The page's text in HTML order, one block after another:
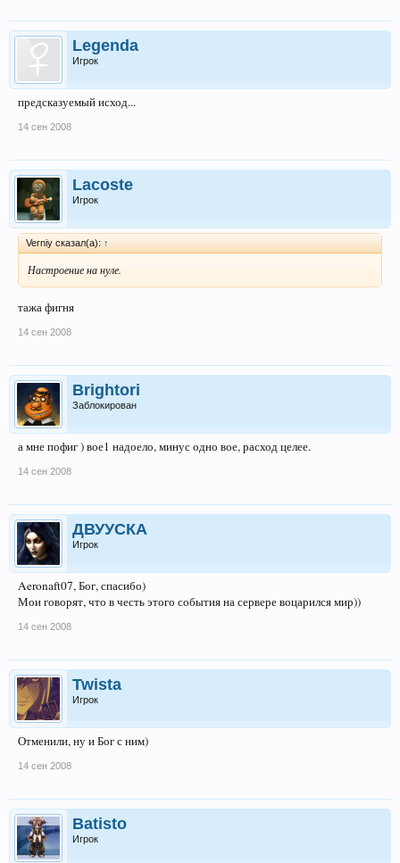
Legenda
Игрок
предсказуемый исход...
14 сен 2008
Lacoste
Игрок
Verniy сказал(а): ↑
Настроение на нуле.
тажа фигня
14 сен 2008
Brightori
Заблокирован
а мне пофиг ) вое1 надоело, минус одно вое, расход целее.
14 сен 2008
ДВУУСКА
Игрок
Aeronaft07, Бог, спасибо)
Мои говорят, что в честь этого события на сервере воцарился мир))
14 сен 2008
Twista
Игрок
Отменили, ну и Бог с ним)
14 сен 2008
Batisto
Игрок